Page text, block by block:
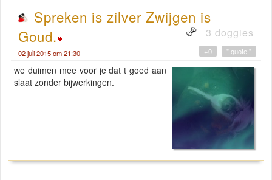
Spreken is zilver Zwijgen is
Goud.
3 doggies
02 juli 2015 om 21:30 " quote "
+0
we duimen mee voor je dat t goed aan
slaat zonder bijwerkingen.